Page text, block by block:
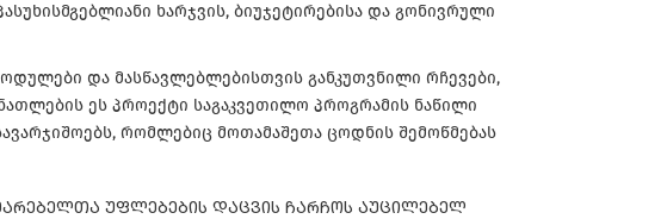
ხარჯვის, ბიუჯეტირებისა და გონივრული
და მასწავლებლებისთვის განკუთვნილი რჩევები,
ეს პროექტი საგაკვეთილო პროგრამის ნაწილი
რომლებიც მოთამაშეთა ცოდნის შემოწმებას
ᲣᲤᲚᲔᲑᲔᲑᲘᲡ ᲓᲐᲪᲕᲘᲡ ᲩᲐᲠᲩᲝᲡ ᲐᲣᲪᲘᲚᲔᲑᲔᲚ